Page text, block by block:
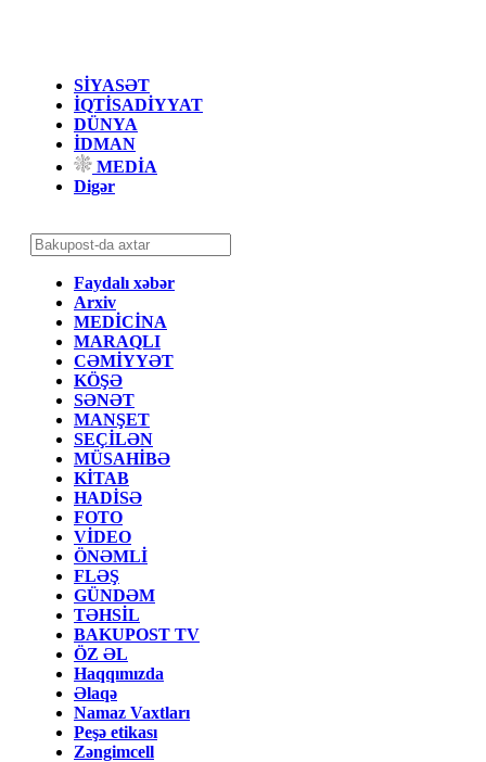
SİYASƏT
İQTİSADİYYAT
DÜNYA
İDMAN
MEDİA
Digər
Faydalı xəbər
Arxiv
MEDİCİNA
MARAQLI
CƏMİYYƏT
KÖŞƏ
SƏNƏT
MANŞET
SEÇİLƏN
MÜSAHİBƏ
KİTAB
HADİSƏ
FOTO
VİDEO
ÖNƏMLİ
FLƏŞ
GÜNDƏM
TƏHSİL
BAKUPOST TV
ÖZ ƏL
Haqqımızda
Əlaqə
Namaz Vaxtları
Peşə etikası
Zəngimcell